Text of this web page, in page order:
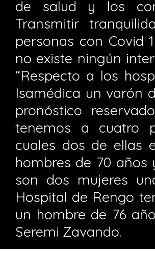
de salud y los
Transmitir
personas con Covid
no existe ningún
“Respecto a los
Isamédica un varón
pronóstico
tenemos a cuatro
cuales dos de ellas
hombres de 70 años
son dos mujeres
Hospital de Rengo
un hombre de 76
Seremi Zavando.